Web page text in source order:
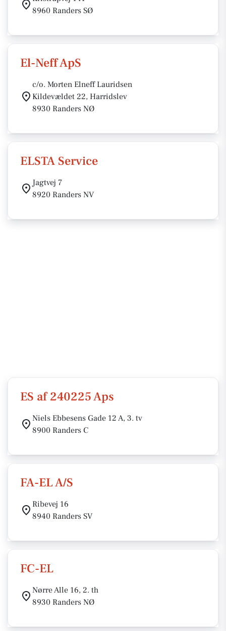
8960 Randers SØ
El-Neff ApS
c/o. Morten Elneff Lauridsen
Kildevældet 22, Harridslev
8930 Randers NØ
ELSTA Service
Jagtvej 7
8920 Randers NV
ES af 240225 Aps
Niels Ebbesens Gade 12 A, 3. tv
8900 Randers C
FA-EL A/S
Ribevej 16
8940 Randers SV
FC-EL
Nørre Alle 16, 2. th
8930 Randers NØ